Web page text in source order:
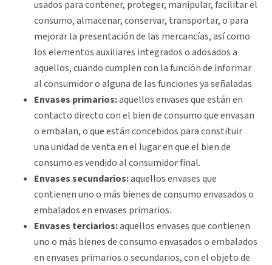
usados para contener, proteger, manipular, facilitar el
consumo, almacenar, conservar, transportar, o para
mejorar la presentación de las mercancías, así como
los elementos auxiliares integrados o adosados a
aquellos, cuando cumplen con la función de informar
al consumidor o alguna de las funciones ya señaladas.
Envases primarios:aquellos envases que están en
contacto directo con el bien de consumo que envasan
o embalan, o que están concebidos para constituir
una unidad de venta en el lugar en que el bien de
consumo es vendido al consumidor final.
Envases secundarios:aquellos envases que
contienen uno o más bienes de consumo envasados o
embalados en envases primarios.
Envases terciarios:aquellos envases que contienen
uno o más bienes de consumo envasados o embalados
en envases primarios o secundarios, con el objeto de